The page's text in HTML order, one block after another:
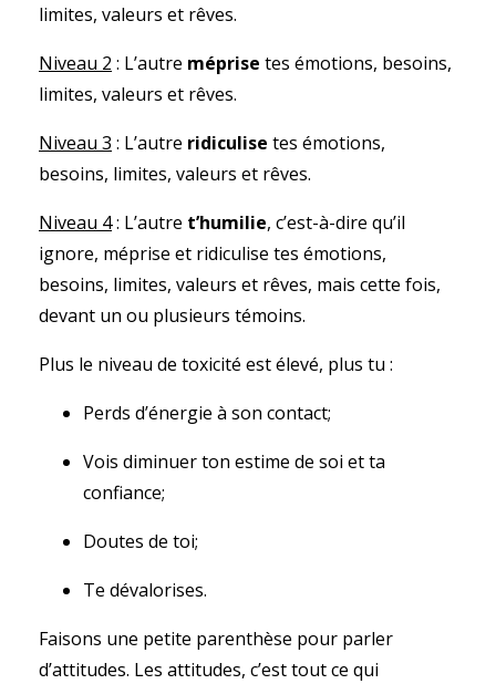
limites, valeurs et rêves.
Niveau 2 : L’autre méprise tes émotions, besoins,
limites, valeurs et rêves.
Niveau 3 : L’autre ridiculise tes émotions,
besoins, limites, valeurs et rêves.
Niveau 4: L’autre t’humilie, c’est-à-dire qu’il
ignore, méprise et ridiculise tes émotions,
besoins, limites, valeurs et rêves, mais cette fois,
devant un ou plusieurs témoins.
Plus le niveau de toxicité est élevé, plus tu :
Perds d’énergie à son contact;
Vois diminuer ton estime de soi et ta
confiance;
Doutes de toi;
Te dévalorises.
Faisons une petite parenthèse pour parler
d’attitudes. Les attitudes, c’est tout ce qui